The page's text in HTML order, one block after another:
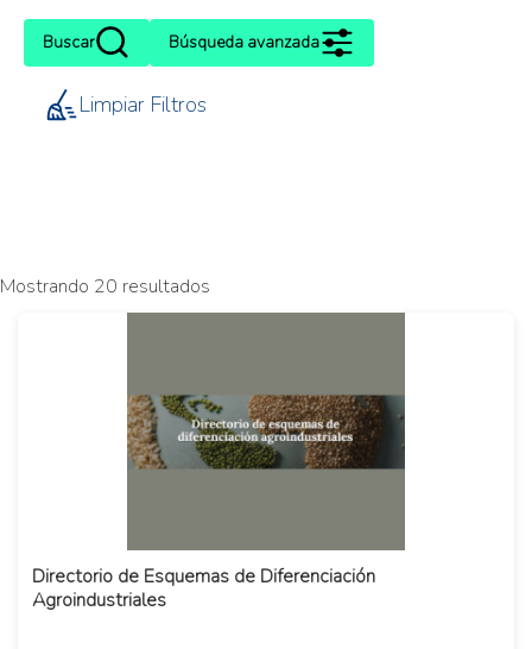
Buscar Búsqueda avanzada
Limpiar Filtros
Mostrando 20 resultados
Directorio de Esquemas de Diferenciación
Agroindustriales